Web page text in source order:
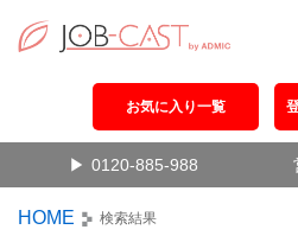
お気に入り一覧
0120-885-988
HOME 検索結果